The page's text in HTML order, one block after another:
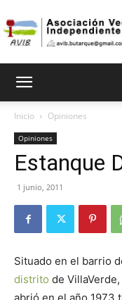
Inicio Opiniones
Opiniones
Estanque
1 junio, 2011
Situado en el barrio
distrito de